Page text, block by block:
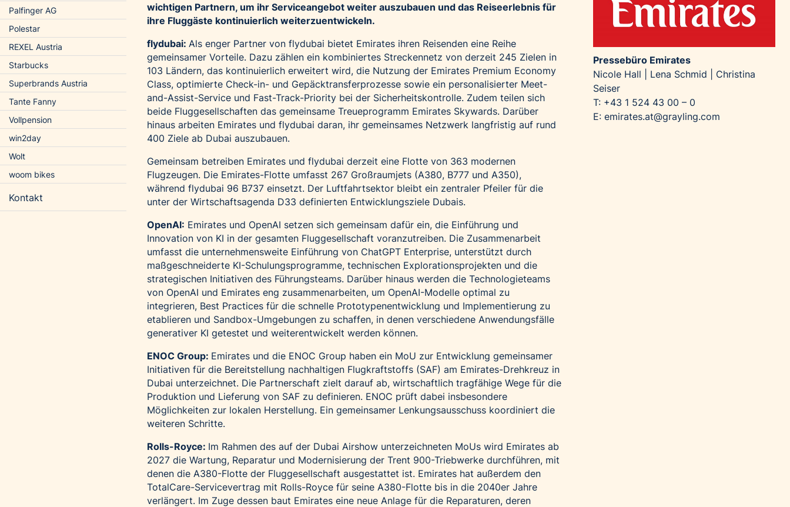
Palfinger AG
Polestar
REXEL Austria
Starbucks
Superbrands Austria
Tante Fanny
Vollpension
win2day
Wolt
woom bikes
Kontakt
wichtigen Partnern, um ihr Serviceangebot weiter auszubauen und das Reiseerlebnis für
ihre Fluggäste kontinuierlich weiterzuentwickeln.
flydubai: Als enger Partner von flydubai bietet Emirates ihren Reisenden eine Reihe
gemeinsamer Vorteile. Dazu zählen ein kombiniertes Streckennetz von derzeit 245 Zielen in
103 Ländern, das kontinuierlich erweitert wird, die Nutzung der Emirates Premium Economy
Class, optimierte Check-in- und Gepäcktransferprozesse sowie ein personalisierter Meet-
and-Assist-Service und Fast-Track-Priority bei der Sicherheitskontrolle. Zudem teilen sich
beide Fluggesellschaften das gemeinsame Treueprogramm Emirates Skywards. Darüber
hinaus arbeiten Emirates und flydubai daran, ihr gemeinsames Netzwerk langfristig auf rund
400 Ziele ab Dubai auszubauen.
Gemeinsam betreiben Emirates und flydubai derzeit eine Flotte von 363 modernen
Flugzeugen. Die Emirates-Flotte umfasst 267 Großraumjets (A380, B777 und A350),
während flydubai 96 B737 einsetzt. Der Luftfahrtsektor bleibt ein zentraler Pfeiler für die
unter der Wirtschaftsagenda D33 definierten Entwicklungsziele Dubais.
OpenAI: Emirates und OpenAI setzen sich gemeinsam dafür ein, die Einführung und
Innovation von KI in der gesamten Fluggesellschaft voranzutreiben. Die Zusammenarbeit
umfasst die unternehmensweite Einführung von ChatGPT Enterprise, unterstützt durch
maßgeschneiderte KI-Schulungsprogramme, technischen Explorationsprojekten und die
strategischen Initiativen des Führungsteams. Darüber hinaus werden die Technologieteams
von OpenAI und Emirates eng zusammenarbeiten, um OpenAI-Modelle optimal zu
integrieren, Best Practices für die schnelle Prototypenentwicklung und Implementierung zu
etablieren und Sandbox-Umgebungen zu schaffen, in denen verschiedene Anwendungsfälle
generativer KI getestet und weiterentwickelt werden können.
ENOC Group: Emirates und die ENOC Group haben ein MoU zur Entwicklung gemeinsamer
Initiativen für die Bereitstellung nachhaltigen Flugkraftstoffs (SAF) am Emirates-Drehkreuz in
Dubai unterzeichnet. Die Partnerschaft zielt darauf ab, wirtschaftlich tragfähige Wege für die
Produktion und Lieferung von SAF zu definieren. ENOC prüft dabei insbesondere
Möglichkeiten zur lokalen Herstellung. Ein gemeinsamer Lenkungsausschuss koordiniert die
weiteren Schritte.
Rolls-Royce: Im Rahmen des auf der Dubai Airshow unterzeichneten MoUs wird Emirates ab
2027 die Wartung, Reparatur und Modernisierung der Trent 900-Triebwerke durchführen, mit
denen die A380-Flotte der Fluggesellschaft ausgestattet ist. Emirates hat außerdem den
TotalCare-Servicevertrag mit Rolls-Royce für seine A380-Flotte bis in die 2040er Jahre
verlängert. Im Zuge dessen baut Emirates eine neue Anlage für die Reparaturen, deren
Pressebüro Emirates
Nicole Hall | Lena Schmid | Christina
Seiser
T: +43 1 524 43 00 – 0
E:emirates.at@grayling.com